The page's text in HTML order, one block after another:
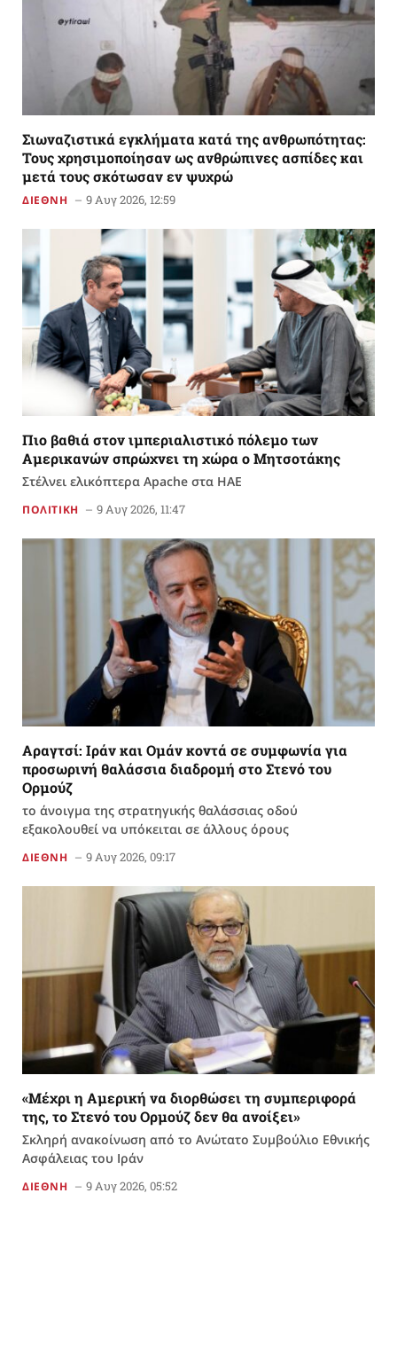
Σιωναζιστικά εγκλήματα κατά της ανθρωπότητας:
Τους χρησιμοποίησαν ως ανθρώπινες ασπίδες και
μετά τους σκότωσαν εν ψυχρώ
ΔΙΕΘΝΗ 9 Αυγ 2026, 12:59
Πιο βαθιά στον ιμπεριαλιστικό πόλεμο των
Αμερικανών σπρώχνει τη χώρα ο Μητσοτάκης
Στέλνει ελικόπτερα Apache στα ΗΑΕ
ΠΟΛΙΤΙΚΗ 9 Αυγ 2026, 11:47
Αραγτσί: Ιράν και Ομάν κοντά σε συμφωνία για
προσωρινή θαλάσσια διαδρομή στο Στενό του
Ορμούζ
το άνοιγμα της στρατηγικής θαλάσσιας οδού
εξακολουθεί να υπόκειται σε άλλους όρους
ΔΙΕΘΝΗ 9 Αυγ 2026, 09:17
«Μέχρι η Αμερική να διορθώσει τη συμπεριφορά
της, το Στενό του Ορμούζ δεν θα ανοίξει»
Σκληρή ανακοίνωση από το Ανώτατο Συμβούλιο Εθνικής
Ασφάλειας του Ιράν
ΔΙΕΘΝΗ 9 Αυγ 2026, 05:52